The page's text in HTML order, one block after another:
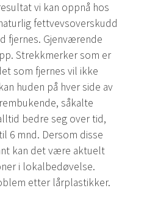
vi kan oppnå hos
fettvevsoverskudd
fjernes. Gjenværende
Strekkmerker som er
som fjernes vil ikke
huden på hver side av
såkalte
bedre seg over tid,
6 mnd. Dersom disse
kan det være aktuelt
i lokalbedøvelse.
etter lårplastikker.